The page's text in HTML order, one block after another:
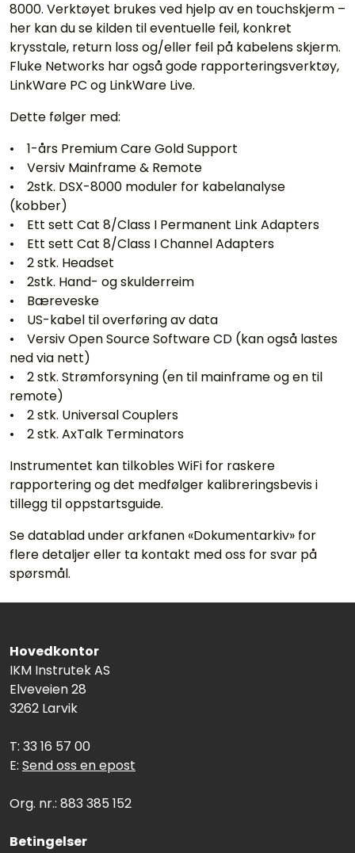
8000. Verktøyet brukes ved hjelp av en touchskjerm –
her kan du se kilden til eventuelle feil, konkret
krysstale, return loss og/eller feil på kabelens skjerm.
Fluke Networks har også gode rapporteringsverktøy,
LinkWare PC og LinkWare Live.
Dette følger med:
• 1-års Premium Care Gold Support
• Versiv Mainframe & Remote
• 2stk. DSX-8000 moduler for kabelanalyse
(kobber)
• Ett sett Cat 8/Class I Permanent Link Adapters
• Ett sett Cat 8/Class I Channel Adapters
• 2 stk. Headset
• 2stk. Hand- og skulderreim
• Bæreveske
• US-kabel til overføring av data
• Versiv Open Source Software CD (kan også lastes
ned via nett)
• 2 stk. Strømforsyning (en til mainframe og en til
remote)
• 2 stk. Universal Couplers
• 2 stk. AxTalk Terminators
Instrumentet kan tilkobles WiFi for raskere
rapportering og det medfølger kalibreringsbevis i
tillegg til oppstartsguide.
Se datablad under arkfanen «Dokumentarkiv» for
flere detaljer eller ta kontakt med oss for svar på
spørsmål.
Hovedkontor
IKM Instrutek AS
Elveveien 28
3262 Larvik
T: 33 16 57 00
E: Send oss en epost
Org. nr.: 883 385 152
Betingelser